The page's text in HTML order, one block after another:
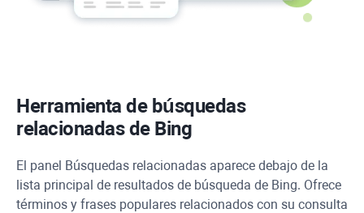
Herramienta de búsquedas
relacionadas de Bing
El panel Búsquedas relacionadas aparece debajo de la
lista principal de resultados de búsqueda de Bing. Ofrece
términos y frases populares relacionados con su consulta